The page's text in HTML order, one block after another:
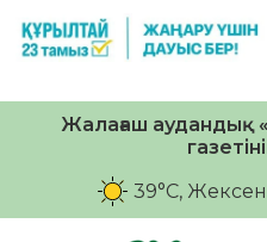
Жалағаш аудандық
39°C,